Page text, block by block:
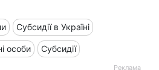
Субсидії в Україні
особи Субсидії